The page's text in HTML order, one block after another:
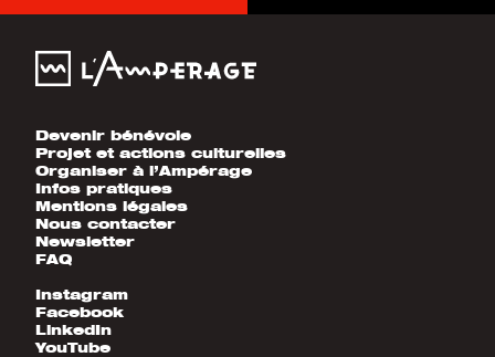
Devenir bénévole
Projet et actions culturelles
Organiser à l’Ampérage
Infos pratiques
Mentions légales
Nous contacter
Newsletter
FAQ
Instagram
Facebook
LinkedIn
YouTube